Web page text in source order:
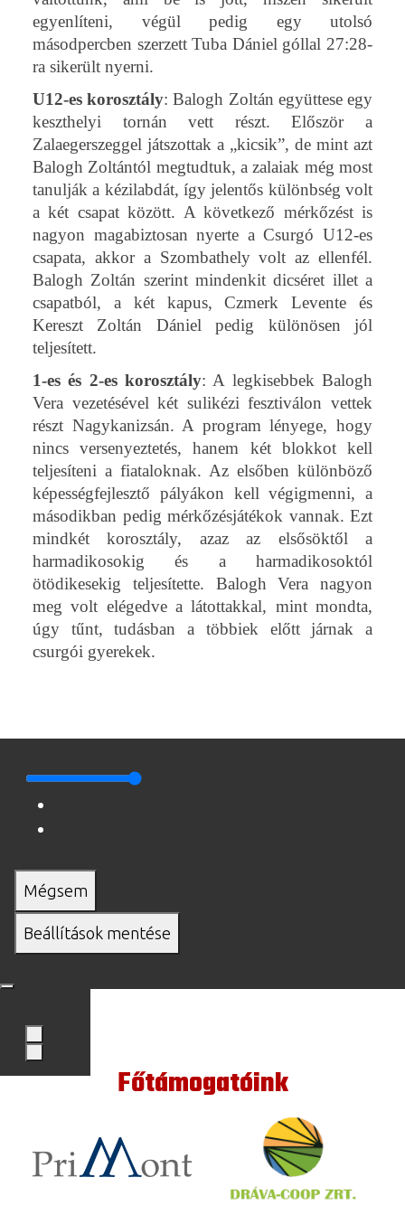
egyenlíteni, végül pedig egy utolsó
másodpercben szerzett Tuba Dániel góllal 27:28-
ra sikerült nyerni.
U12-es korosztály: Balogh Zoltán együttese egy
keszthelyi tornán vett részt. Először a
Zalaegerszeggel játszottak a „kicsik”, de mint azt
Balogh Zoltántól megtudtuk, a zalaiak még most
tanulják a kézilabdát, így jelentős különbség volt
a két csapat között. A következő mérkőzést is
nagyon magabiztosan nyerte a Csurgó U12-es
csapata, akkor a Szombathely volt az ellenfél.
Balogh Zoltán szerint mindenkit dicséret illet a
csapatból, a két kapus, Czmerk Levente és
Kereszt Zoltán Dániel pedig különösen jól
teljesített.
1-es és 2-es korosztály: A legkisebbek Balogh
Vera vezetésével két sulikézi fesztiválon vettek
részt Nagykanizsán. A program lényege, hogy
nincs versenyeztetés, hanem két blokkot kell
teljesíteni a fiataloknak. Az elsőben különböző
képességfejlesztő pályákon kell végigmenni, a
másodikban pedig mérkőzésjátékok vannak. Ezt
mindkét korosztály, azaz az elsősöktől a
harmadikosokig és a harmadikosoktól
ötödikesekig teljesítette. Balogh Vera nagyon
meg volt elégedve a látottakkal, mint mondta,
úgy tűnt, tudásban a többiek előtt járnak a
csurgói gyerekek.
Mégsem
Beállítások mentése
Főtámogatóink